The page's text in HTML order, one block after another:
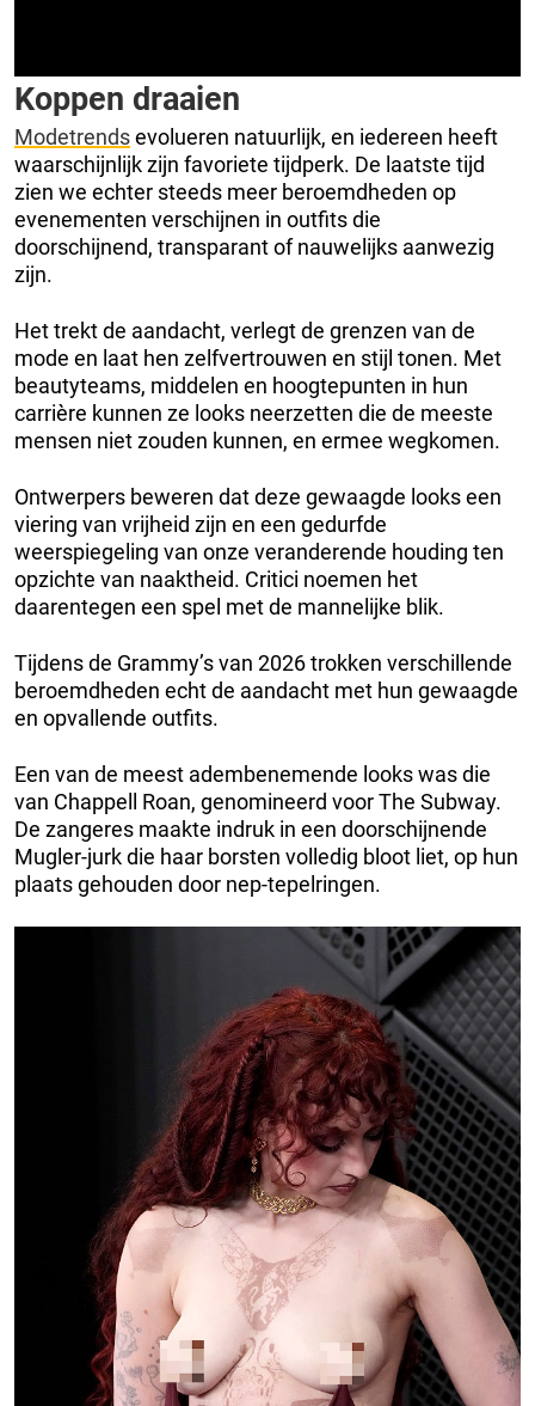
Koppen draaien
Modetrendsevolueren natuurlijk, en iedereen heeft
waarschijnlijk zijn favoriete tijdperk. De laatste tijd
zien we echter steeds meer beroemdheden op
evenementen verschijnen in outfits die
doorschijnend, transparant of nauwelijks aanwezig
zijn.
Het trekt de aandacht, verlegt de grenzen van de
mode en laat hen zelfvertrouwen en stijl tonen. Met
beautyteams, middelen en hoogtepunten in hun
carrière kunnen ze looks neerzetten die de meeste
mensen niet zouden kunnen, en ermee wegkomen.
Ontwerpers beweren dat deze gewaagde looks een
viering van vrijheid zijn en een gedurfde
weerspiegeling van onze veranderende houding ten
opzichte van naaktheid. Critici noemen het
daarentegen een spel met de mannelijke blik.
Tijdens de Grammy’s van 2026 trokken verschillende
beroemdheden echt de aandacht met hun gewaagde
en opvallende outfits.
Een van de meest adembenemende looks was die
van Chappell Roan, genomineerd voor The Subway.
De zangeres maakte indruk in een doorschijnende
Mugler-jurk die haar borsten volledig bloot liet, op hun
plaats gehouden door nep-tepelringen.